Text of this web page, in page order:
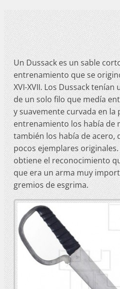
Un Dussack es un sable
entrenamiento que se
XVI-XVII. Los Dussack
de un solo filo que medía
y suavemente curvada en la
entrenamiento los había de
también los había de acero,
pocos ejemplares
obtiene el reconocimiento
que era un arma muy
gremios de esgrima.